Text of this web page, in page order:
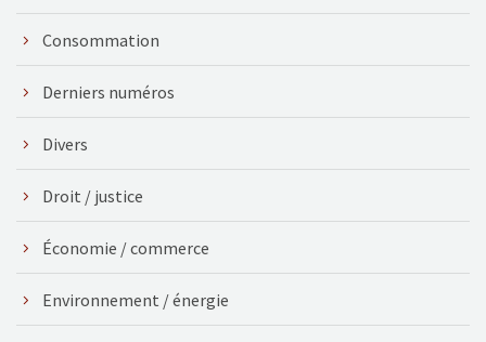
Consommation
Derniers numéros
Divers
Droit / justice
Économie / commerce
Environnement / énergie